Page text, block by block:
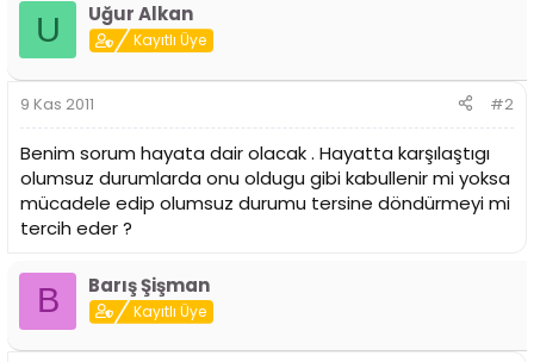
U Uğur Alkan
Kayıtlı Üye
9 Kas 2011 #2
Benim sorum hayata dair olacak . Hayatta karşılaştıgı
olumsuz durumlarda onu oldugu gibi kabullenir mi yoksa
mücadele edip olumsuz durumu tersine döndürmeyi mi
tercih eder ?
B Barış Şişman
Kayıtlı Üye